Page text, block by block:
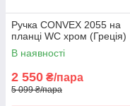
Ручка CONVEX 2055 на
планці WC хром (Греція)
В наявності
2 550 ₴/пара
5 099 ₴/пара